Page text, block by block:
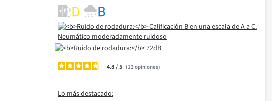
4.8/ 12 opiniones
Lo más destacado: